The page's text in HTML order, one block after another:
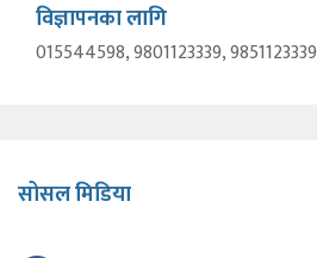
विज्ञापनका लागि
015544598, 9801123339, 9851123339
सोसल मिडिया